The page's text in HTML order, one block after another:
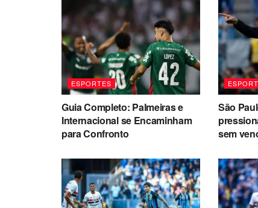
ESPORTES
Guia Completo: Palmeiras e
Internacional se Encaminham
para Confronto
São
sem